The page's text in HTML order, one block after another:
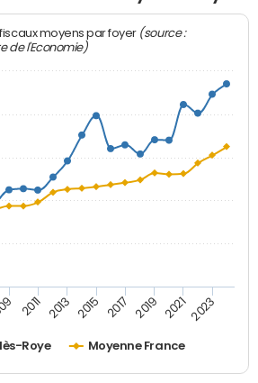
moyens par foyer (source :
de l'Economie)
Roye Moyenne France
2011 2013 2015 2017 2019 2021 2023